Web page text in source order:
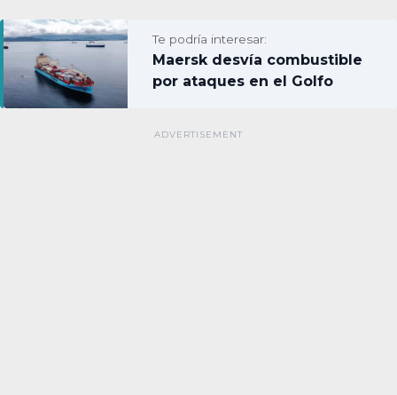
Te podría interesar:
Maersk desvía combustible
por ataques en el Golfo